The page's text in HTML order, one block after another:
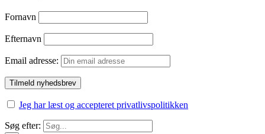
Fornavn
Efternavn
Email adresse:
Jeg har læst og accepteret privatlivspolitikken
Søg efter: